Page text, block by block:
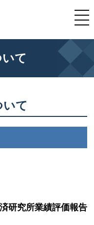
て
いて
研究所業績評価報告